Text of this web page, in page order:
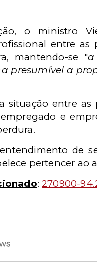
o ministro
entre as
mantendo-se "
presumível a
situação entre
e
de
pertencer ao
:270900-